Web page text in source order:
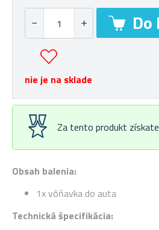
Obsah balenia:
1x vôňavka do auta
Technická špecifikácia:
nie je na sklade
Za tento produkt získate